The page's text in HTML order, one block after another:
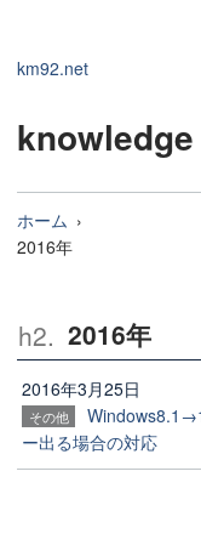
km92.net
knowledge
ホーム
2016年
2016年
2016年3月25日
その他
ー出る場合の対応